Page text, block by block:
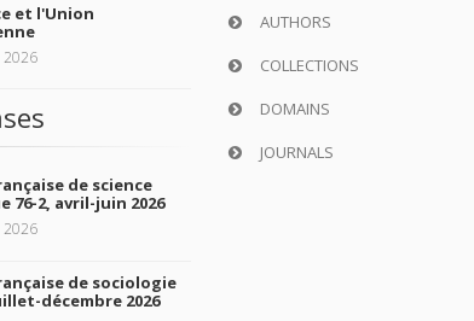
et l'Union
2026
de science
76-2, avril-juin 2026
2026
de sociologie
décembre 2026
AUTHORS
COLLECTIONS
DOMAINS
JOURNALS